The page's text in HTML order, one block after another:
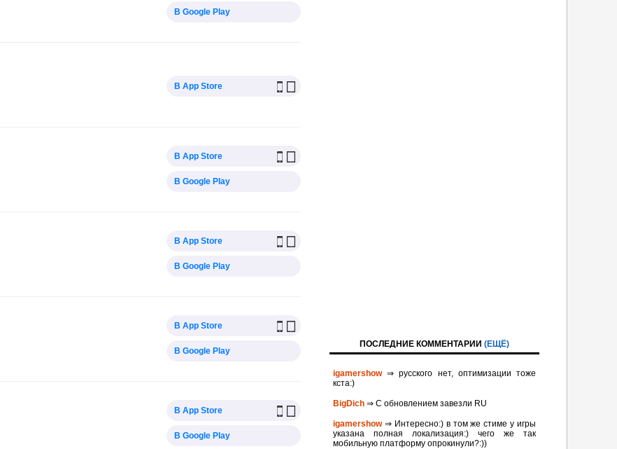
В Google Play
В App Store
В App Store
В Google Play
В App Store
В Google Play
В App Store
В Google Play
В App Store
В Google Play
ПОСЛЕДНИЕ КОММЕНТАРИИ (ЕЩЁ)
igamershow⇒ русского нет, оптимизации тоже
кста:)
BigDich ⇒ С обновлением завезли RU
igamershow⇒ Интересно:) в том же стиме у игры
указана полная локализация:) чего же так
мобильную платформу опрокинули?:))